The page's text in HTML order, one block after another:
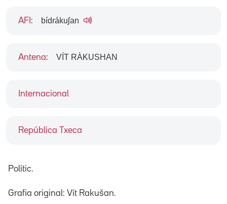
Internacional
República Txeca
AFI : bídrákuʃan
Antena: VÍT RÀKUSHAN
Polític.
Grafia original: Vít Rakušan.